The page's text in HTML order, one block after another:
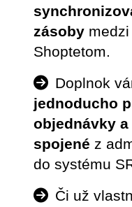
zásoby
Shoptetom.
Doplnok
jednoducho
objednávky
spojené z
do systému
Či už